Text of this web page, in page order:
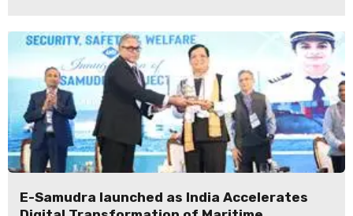
E-Samudra launched as India Accelerates